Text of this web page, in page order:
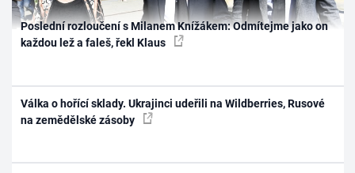
Poslední rozloučení s Milanem Knížákem: Odmítejme jako on
každou lež a faleš, řekl Klaus
Válka o hořící sklady. Ukrajinci udeřili na Wildberries, Rusové
na zemědělské zásoby